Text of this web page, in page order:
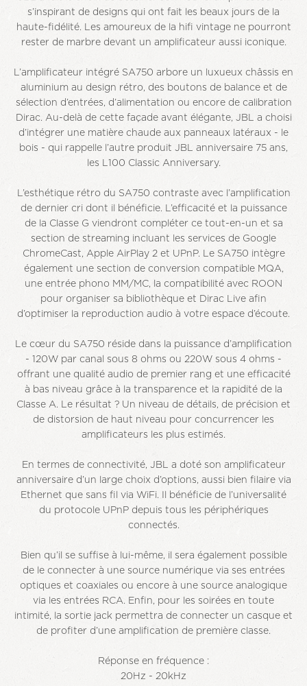
s’inspirant de designs qui ont fait les beaux jours de la
haute-fidélité. Les amoureux de la hifi vintage ne pourront
rester de marbre devant un amplificateur aussi iconique.
L’amplificateur intégré SA750 arbore un luxueux châssis en
aluminium au design rétro, des boutons de balance et de
sélection d’entrées, d’alimentation ou encore de calibration
Dirac. Au-delà de cette façade avant élégante, JBL a choisi
d’intégrer une matière chaude aux panneaux latéraux - le
bois - qui rappelle l’autre produit JBL anniversaire 75 ans,
les L100 Classic Anniversary.
L’esthétique rétro du SA750 contraste avec l’amplification
de dernier cri dont il bénéficie. L’efficacité et la puissance
de la Classe G viendront compléter ce tout-en-un et sa
section de streaming incluant les services de Google
ChromeCast, Apple AirPlay 2 et UPnP. Le SA750 intègre
également une section de conversion compatible MQA,
une entrée phono MM/MC, la compatibilité avec ROON
pour organiser sa bibliothèque et Dirac Live afin
d’optimiser la reproduction audio à votre espace d’écoute.
Le cœur du SA750 réside dans la puissance d’amplification
- 120W par canal sous 8 ohms ou 220W sous 4 ohms -
offrant une qualité audio de premier rang et une efficacité
à bas niveau grâce à la transparence et la rapidité de la
Classe A. Le résultat ? Un niveau de détails, de précision et
de distorsion de haut niveau pour concurrencer les
amplificateurs les plus estimés.
En termes de connectivité, JBL a doté son amplificateur
anniversaire d’un large choix d’options, aussi bien filaire via
Ethernet que sans fil via WiFi. Il bénéficie de l’universalité
du protocole UPnP depuis tous les périphériques
connectés.
Bien qu’il se suffise à lui-même, il sera également possible
de le connecter à une source numérique via ses entrées
optiques et coaxiales ou encore à une source analogique
via les entrées RCA. Enfin, pour les soirées en toute
intimité, la sortie jack permettra de connecter un casque et
de profiter d’une amplification de première classe.
Réponse en fréquence :
20Hz - 20kHz